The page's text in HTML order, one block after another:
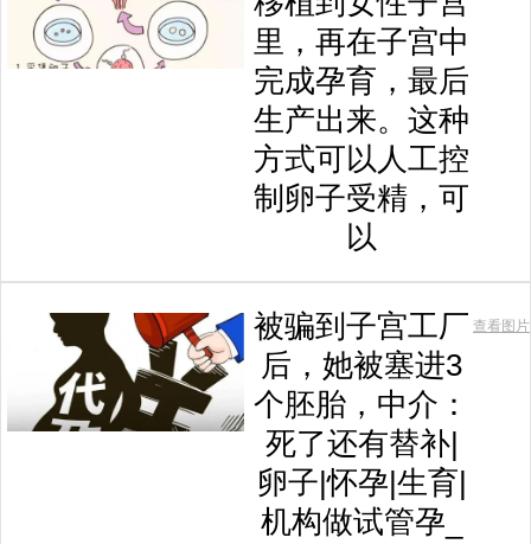
里，再在子宫中
完成孕育，最后
生产出来。这种
方式可以人工控
制卵子受精，可
以
被骗到子宫工厂
后，她被塞进3
个胚胎，中介：
死了还有替补|
卵子|怀孕|生育|
机构做试管孕_
查看图片